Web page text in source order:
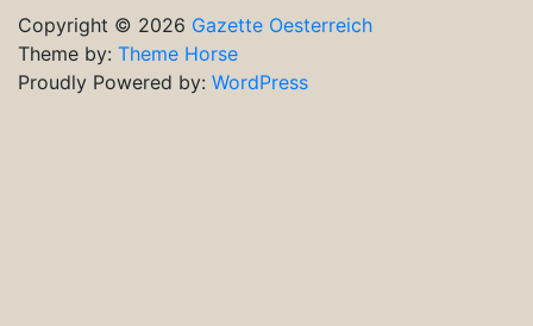
Copyright © 2026 Gazette Oesterreich
Theme by: Theme Horse
Proudly Powered by: WordPress